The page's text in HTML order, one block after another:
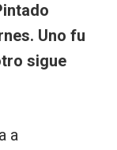
Uno fu
sigue
a